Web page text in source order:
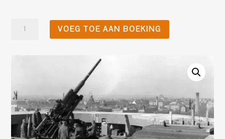
&
Seelower
Hohe
aantal
VOEG TOE AAN BOEKING